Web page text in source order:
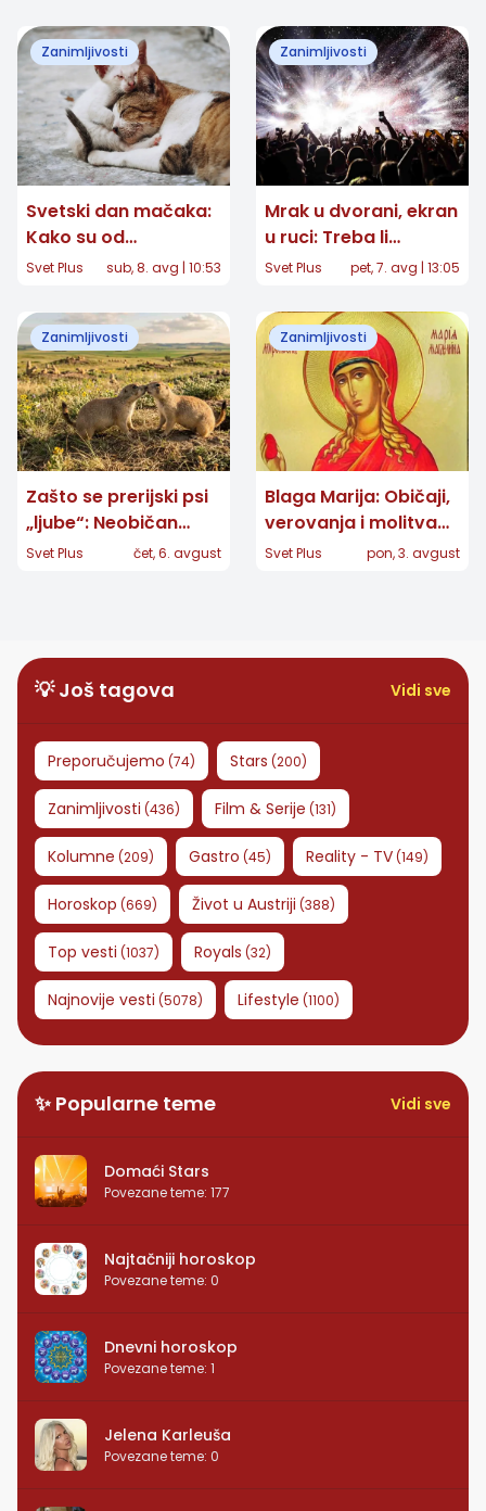
Zanimljivosti
Svetski dan mačaka:
Kako su od
egipatskih hramova
naših domova
Svet Plus sub, 8. avg | 10:53
Zanimljivosti
Mrak u dvorani, ekran
u ruci: Treba li
zabraniti telefone na
Svet Plus pet, 7. avg | 13:05
Zanimljivosti
Zašto se prerijski psi
„ljube“: Neobičan
pozdrav otkriva ko
Svet Plus čet, 6. avgust
Zanimljivosti
Blaga Marija: Običaji,
verovanja i molitva
velike zaštitnice žena
Svet Plus pon, 3. avgust
💡 Još tagova Vidi sve
Preporučujemo (74) Stars (200)
Zanimljivosti (436) Film & Serije (131)
Kolumne (209) Gastro (45) Reality - TV(149)
Horoskop (669) Život u Austriji (388)
Top vesti (1037) Royals (32)
Najnovije vesti (5078) Lifestyle (1100)
✨ Popularne teme Vidi sve
Domaći Stars
Povezane teme: 177
Najtačniji horoskop
Povezane teme: 0
Dnevni horoskop
Povezane teme: 1
Jelena Karleuša
Povezane teme: 0